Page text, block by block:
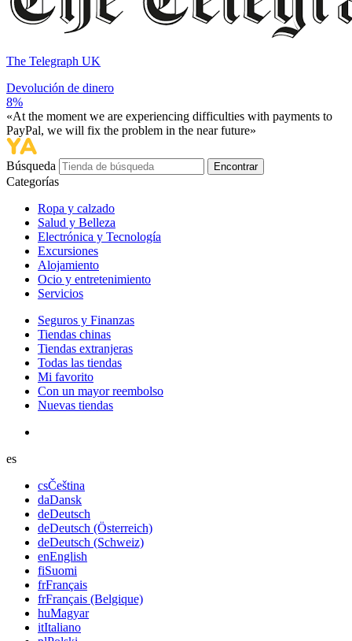
The Telegraph UK
Devolución de dinero
8%
«At the moment we are experiencing difficulties with payments to
PayPal, we will fix the problem in the near future»
Búsqueda Encontrar
Categorías
Ropa y calzado
Salud y Belleza
Electrónica y Tecnología
Excursiones
Alojamiento
Ocio y entretenimiento
Servicios
Seguros y Finanzas
Tiendas chinas
Tiendas extranjeras
Todas las tiendas
Mi favorito
Con un mayor reembolso
Nuevas tiendas
es
csČeština
daDansk
deDeutsch
deDeutsch (Österreich)
deDeutsch (Schweiz)
enEnglish
fiSuomi
frFrançais
frFrançais (Belgique)
huMagyar
itItaliano